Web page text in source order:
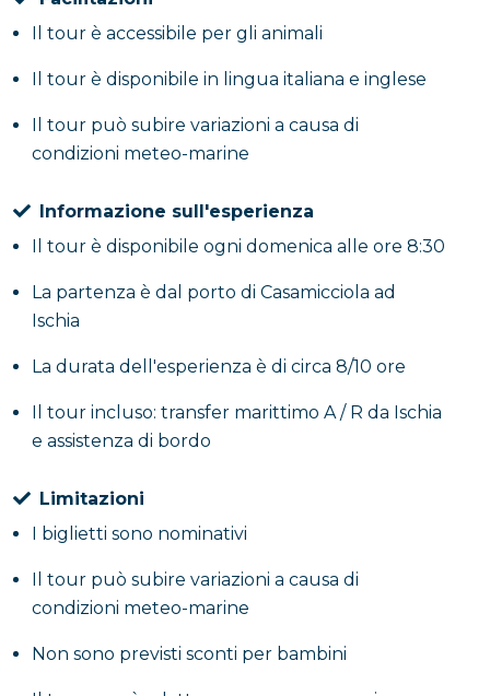
Il tour è accessibile per gli animali
Il tour è disponibile in lingua italiana e inglese
Il tour può subire variazioni a causa di
condizioni meteo-marine
Informazione sull'esperienza
Il tour è disponibile ogni domenica alle ore 8:30
La partenza è dal porto di Casamicciola ad
Ischia
La durata dell'esperienza è di circa 8/10 ore
Il tour incluso: transfer marittimo A / R da Ischia
e assistenza di bordo
Limitazioni
I biglietti sono nominativi
Il tour può subire variazioni a causa di
condizioni meteo-marine
Non sono previsti sconti per bambini